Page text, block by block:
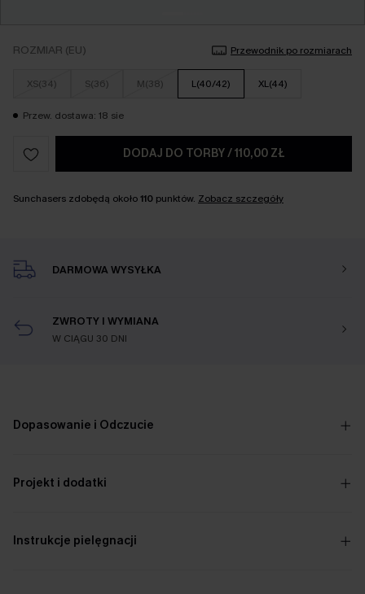
ROZMIAR (EU) Przewodnik po rozmiarach
XS(34) S(36) M(38) L(40/42) XL(44)
Przew. dostawa: 18 sie
DODAJ DO TORBY/110,00 ZŁ
Sunchasers zdobędą około110 punktów. Zobacz szczegóły
DARMOWA WYSYŁKA
ZWROTY I WYMIANA
W CIĄGU 30 DNI
Dopasowanie i Odczucie
Projekt i dodatki
Instrukcje pielęgnacji